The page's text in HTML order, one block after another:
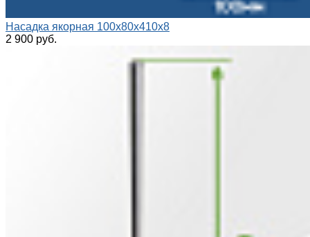
Насадка якорная 100x80x410x8
2 900 руб.